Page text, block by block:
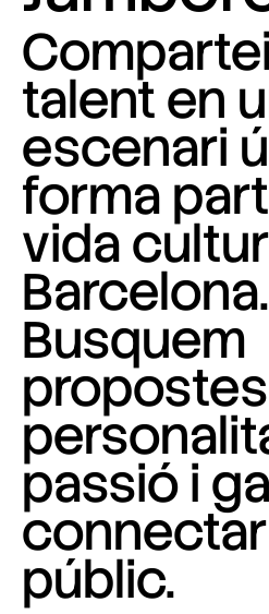
talent en
escenari
forma
vida
Barcelona.
Busquem
passió i
públic.